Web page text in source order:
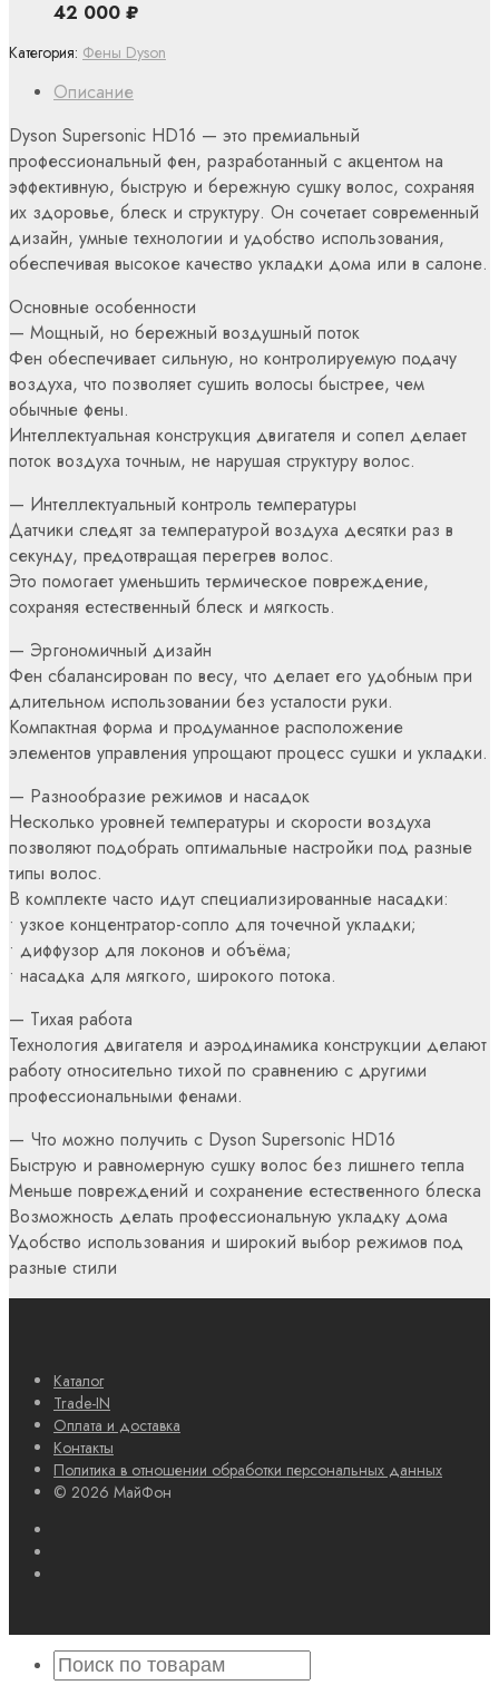
Описание
Dyson Supersonic HD16 — это премиальный
профессиональный фен, разработанный с акцентом на
эффективную, быструю и бережную сушку волос, сохраняя
их здоровье, блеск и структуру. Он сочетает современный
дизайн, умные технологии и удобство использования,
обеспечивая высокое качество укладки дома или в салоне.
Основные особенности
— Мощный, но бережный воздушный поток
Фен обеспечивает сильную, но контролируемую подачу
воздуха, что позволяет сушить волосы быстрее, чем
обычные фены.
Интеллектуальная конструкция двигателя и сопел делает
поток воздуха точным, не нарушая структуру волос.
— Интеллектуальный контроль температуры
Датчики следят за температурой воздуха десятки раз в
секунду, предотвращая перегрев волос.
Это помогает уменьшить термическое повреждение,
сохраняя естественный блеск и мягкость.
— Эргономичный дизайн
Фен сбалансирован по весу, что делает его удобным при
длительном использовании без усталости руки.
Компактная форма и продуманное расположение
элементов управления упрощают процесс сушки и укладки.
— Разнообразие режимов и насадок
Несколько уровней температуры и скорости воздуха
позволяют подобрать оптимальные настройки под разные
типы волос.
В комплекте часто идут специализированные насадки:
• узкое концентратор-сопло для точечной укладки;
• диффузор для локонов и объёма;
• насадка для мягкого, широкого потока.
— Тихая работа
Технология двигателя и аэродинамика конструкции делают
работу относительно тихой по сравнению с другими
профессиональными фенами.
— Что можно получить с Dyson Supersonic HD16
Быструю и равномерную сушку волос без лишнего тепла
Меньше повреждений и сохранение естественного блеска
Возможность делать профессиональную укладку дома
Удобство использования и широкий выбор режимов под
разные стили
Категория: Фены Dyson
42 000 ₽
Каталог
Trade-IN
Оплата и доставка
Контакты
Политика в отношении обработки персональных данных
© 2026 МайФон